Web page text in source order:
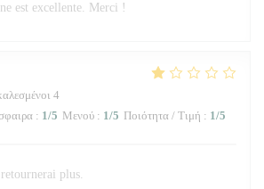
est excellente. Merci !
4
: 1/5 Μενού : 1/5 Ποιότητα / Τιμή : 1/5
plus.